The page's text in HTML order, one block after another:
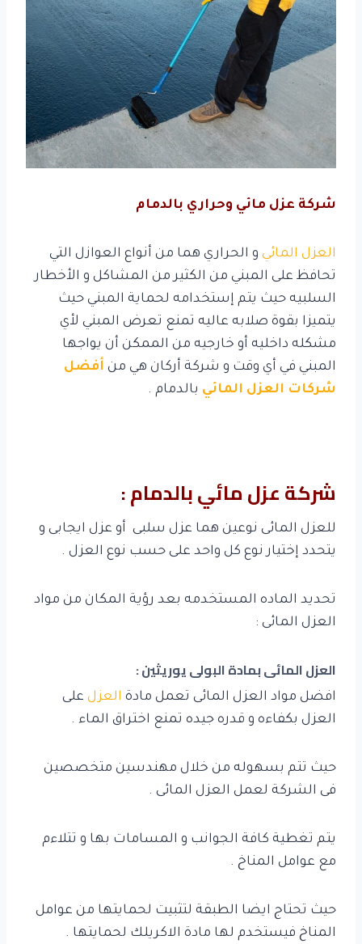
شركة عزل مائي وحراري بالدمام
العزل المائي و الحراري هما من أنواع العوازل التي
تحافظ على المبني من الكثير من المشاكل و الأخطار
السلبيه حيث يتم إستخدامه لحماية المبني حيث
يتميزا بقوة صلابه عاليه تمنع تعرض المبني لأي
مشكله داخليه أو خارجيه من الممكن أن يواجها
المبني في أي وقت و شركة أركان هي من أفضل
شركات العزل المائي بالدمام .
شركة عزل مائي بالدمام :
للعزل المائى نوعين هما عزل سلبى أو عزل ايجابى و
يتحدد إختيار نوع كل واحد على حسب نوع العزل .
تحديد الماده المستخدمه بعد رؤية المكان من مواد
العزل المائى :
العزل المائى بمادة البولى يوريثين :
افضل مواد العزل المائى تعمل مادة العزل على
العزل بكفاءه و قدره جيده تمنع اختراق الماء .
حيث تتم بسهوله من خلال مهندسين متخصصين
فى الشركة لعمل العزل المائى .
يتم تغطية كافة الجوانب و المسامات بها و تتلاءم
مع عوامل المناخ .
حيث تحتاج ايضا الطبقة لتثبيت لحمايتها من عوامل
المناخ فيستخدم لها مادة الاكريلك لحمايتها .